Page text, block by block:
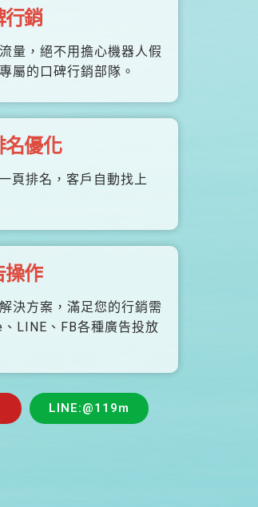
行銷
量，絕不用擔心機器人假
屬的口碑行銷部隊。
名優化
頁排名，客戶自動找上
操作
決方案，滿足您的行銷需
LINE、FB各種廣告投放
LINE:@119m